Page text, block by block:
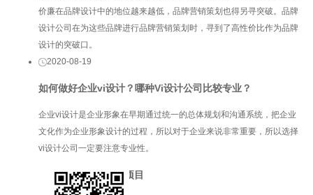
价廉在品牌设计中的地位越来越低，品牌营销策划也得另寻突破。品牌
设计公司在为这些品牌进行品牌营销策划时，寻到了高性价比作为品牌
设计的突破口。
2020-08-19
如何做好企业vi设计？哪种Vi设计公司比较专业？
企业vi设计是企业形象在早期通过统一的总体规划和沟通系统，把企业
文化作为企业形象设计的过程，所以对于企业来说非常重要，所以选择
vi设计公司一定要注意专业性。
服务项目